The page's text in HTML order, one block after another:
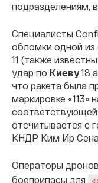
подразделениям,
Специалисты
обломки одной из
11 (также
удар по Киеву18
что ракета была
маркировке «113»
соответствующей
отсчитывается с
КНДР Ким Ир
Операторы
боеприпасы для